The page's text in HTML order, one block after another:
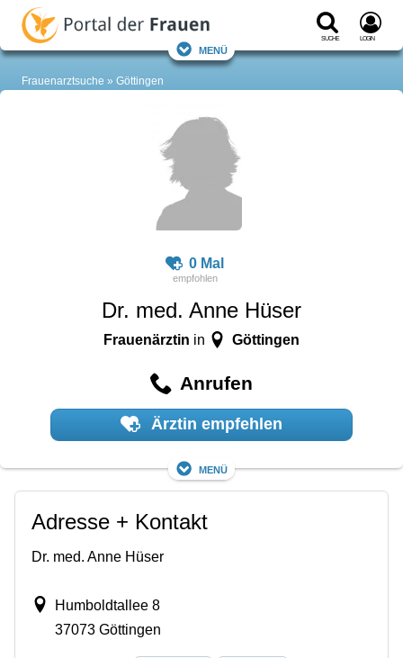
Suche Login
Menü
Frauenarztsuche Göttingen
0 Mal
Dr. med. Anne Hüser
Frauenärztin in Göttingen
Anrufen
Ärztin empfehlen
Menü
Adresse + Kontakt
Dr. med. Anne Hüser
Humboldtallee 8
37073 Göttingen